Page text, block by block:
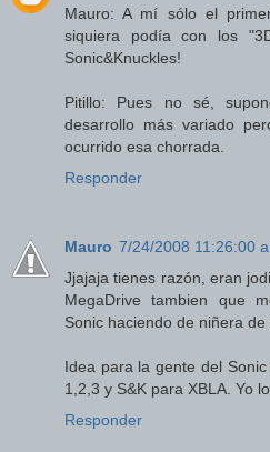
Mauro: A mí sólo el
siquiera podía con los
Sonic&Knuckles!
Pitillo: Pues no sé,
desarrollo más variado
ocurrido esa chorrada.
Responder
Mauro 7/24/2008 11:26:00
Jjajaja tienes razón, eran
MegaDrive tambien que
Sonic haciendo de niñera
Idea para la gente del
1,2,3 y S&K para XBLA. Yo
Responder